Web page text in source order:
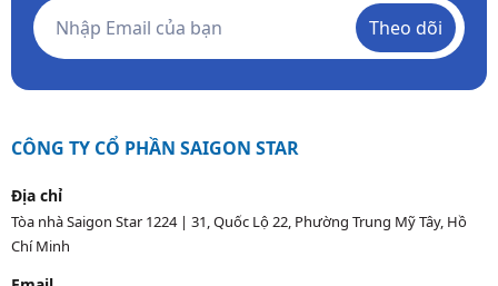
Theo dõi
CÔNG TY CỔ PHẦN SAIGON STAR
Địa chỉ
Tòa nhà Saigon Star 1224 | 31, Quốc Lộ 22, Phường Trung Mỹ Tây, Hồ
Chí Minh